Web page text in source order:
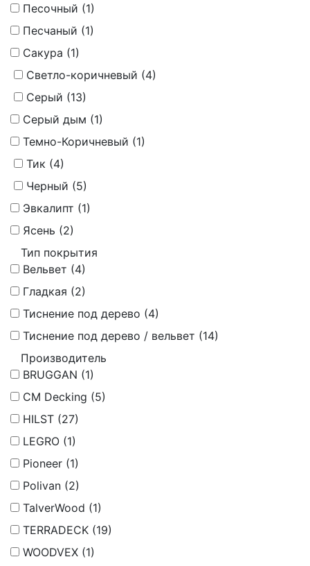
Песочный (1)
Песчаный (1)
Сакура (1)
Светло-коричневый (4)
Серый (13)
Серый дым (1)
Темно-Коричневый (1)
Тик (4)
Черный (5)
Эвкалипт (1)
Ясень (2)
Тип покрытия
Вельвет (4)
Гладкая (2)
Тиснение под дерево (4)
Тиснение под дерево / вельвет (14)
Производитель
BRUGGAN (1)
CM Decking (5)
HILST (27)
LEGRO (1)
Pioneer (1)
Polivan (2)
TalverWood (1)
TERRADECK (19)
WOODVEX (1)